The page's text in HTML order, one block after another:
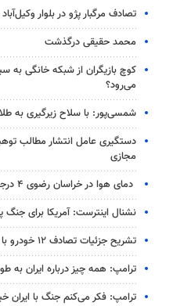
تصادف مرگبار پژو در بلوار
محمد حقیقی درگذشت
کوچ بازیگران از شبکه خانگی
می‌رود؟
شمسی‌پور: با سلاح زیرگیری به
دستگیری عامل انتشار مطالب
مجازی
دمای هوا در خراسان رضوی ۴ درجه افزایش می یابد
نشنال اینترست: آمریکا برای جنگ
تشریح جزئیات تصادف ۱۲ خودرو با ۱۹ مصدوم
ترامپ: همه چیز درباره ایران
ترامپ: فکر می‌کنم جنگ با ایران